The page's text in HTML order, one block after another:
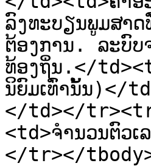
ລົງທະບຽນພູມສາດ
ຕ້ອງການ. ລະບົບ
ທ້ອງຖິ່ນ.</
ນິຍົມເທົ່ານັ້ນ)</
</td></
<td>ຈຳນວນຕົວ
</tr></